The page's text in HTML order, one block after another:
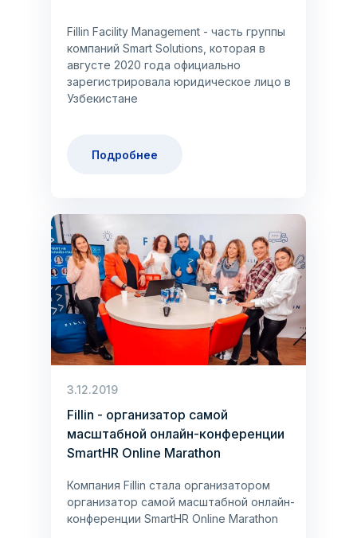
Fillin Facility Management - часть группы
компаний Smart Solutions, которая в
августе 2020 года официально
зарегистрировала юридическое лицо в
Узбекистане
Подробнее
3.12.2019
Fillin - организатор самой
масштабной онлайн-конференции
SmartHR Online Marathon
Компания Fillin стала организатором
организатор самой масштабной онлайн-
конференции SmartHR Online Marathon